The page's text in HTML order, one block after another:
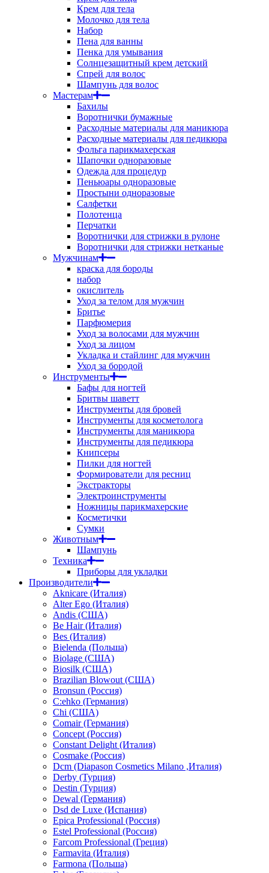
Крем для тела
Молочко для тела
Набор
Пена для ванны
Пенка для умывания
Солнцезащитный крем детский
Спрей для волос
Шампунь для волос
Мастерам
Бахилы
Воротнички бумажные
Расходные материалы для маникюра
Расходные материалы для педикюра
Фольга парикмахерская
Шапочки одноразовые
Одежда для процедур
Пеньюары одноразовые
Простыни одноразовые
Салфетки
Полотенца
Перчатки
Воротнички для стрижки в рулоне
Воротнички для стрижки нетканые
Мужчинам
краска для бороды
набор
окислитель
Уход за телом для мужчин
Бритье
Парфюмерия
Уход за волосами для мужчин
Уход за лицом
Укладка и стайлинг для мужчин
Уход за бородой
Инструменты
Бафы для ногтей
Бритвы шаветт
Инструменты для бровей
Инструменты для косметолога
Инструменты для маникюра
Инструменты для педикюра
Книпсеры
Пилки для ногтей
Формирователи для ресниц
Экстракторы
Электроинструменты
Ножницы парикмахерские
Косметички
Сумки
Животным
Шампунь
Техника
Приборы для укладки
Производители
Aknicare (Италия)
Alter Ego (Италия)
Andis (США)
Be Hair (Италия)
Bes (Италия)
Bielenda (Польша)
Biolage (США)
Biosilk (США)
Brazilian Blowout (США)
Bronsun (Россия)
C:ehko (Германия)
Chi (США)
Comair (Германия)
Concept (Россия)
Constant Delight (Италия)
Cosmake (Россия)
Dcm (Diapason Cosmetics Milano ,Италия)
Derby (Турция)
Destin (Турция)
Dewal (Германия)
Dsd de Luxe (Испания)
Epica Professional (Россия)
Estel Professional (Россия)
Farcom Professional (Греция)
Farmavita (Италия)
Farmona (Польша)